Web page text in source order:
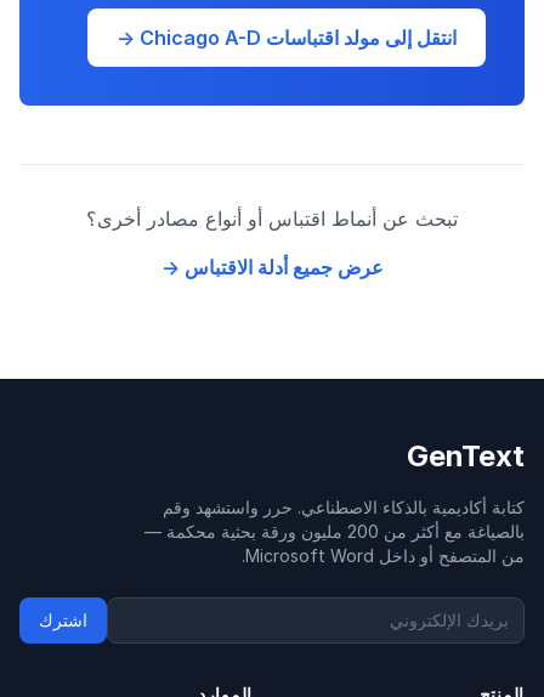
انتقل إلى مولد اقتباسات Chicago A-D →
تبحث عن أنماط اقتباس أو أنواع مصادر أخرى؟
عرض جميع أدلة الاقتباس →
GenText
كتابة أكاديمية بالذكاء الاصطناعي. حرر واستشهد وقم
بالصياغة مع أكثر من 200 مليون ورقة بحثية محكمة —
من المتصفح أو داخل Microsoft Word.
اشترك